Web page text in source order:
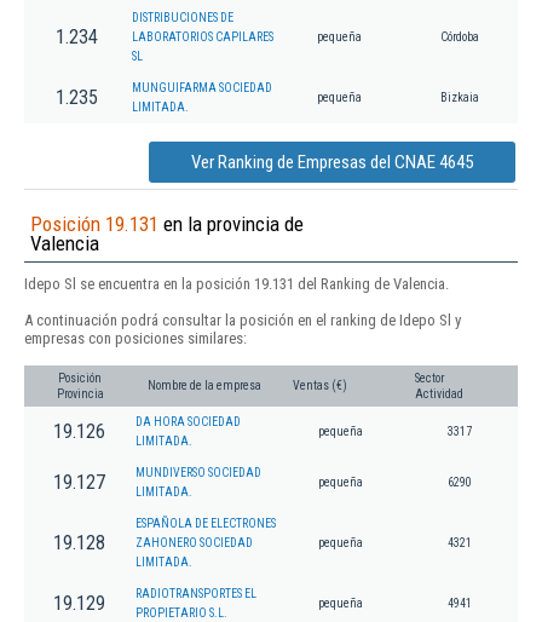
1.234
DISTRIBUCIONES DE
LABORATORIOS CAPILARES
SL
pequeña Córdoba
1.235
MUNGUIFARMA SOCIEDAD
LIMITADA.
pequeña Bizkaia
Ver Ranking de Empresas del CNAE 4645
Posición 19.131 en la provincia de
Valencia
Idepo Sl se encuentra en la posición 19.131 del Ranking de Valencia.
A continuación podrá consultar la posición en el ranking de Idepo Sl y
empresas con posiciones similares:
Posición
Provincia
Nombre de la empresa Ventas (€)
Sector
Actividad
19.126
DA HORA SOCIEDAD
LIMITADA.
pequeña 3317
19.127
MUNDIVERSO SOCIEDAD
LIMITADA.
pequeña 6290
19.128
ESPAÑOLA DE ELECTRONES
ZAHONERO SOCIEDAD
LIMITADA.
pequeña 4321
19.129
RADIOTRANSPORTES EL
PROPIETARIO S.L.
pequeña 4941